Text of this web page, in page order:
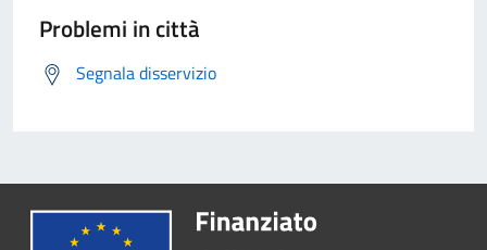
Problemi in città
Segnala disservizio